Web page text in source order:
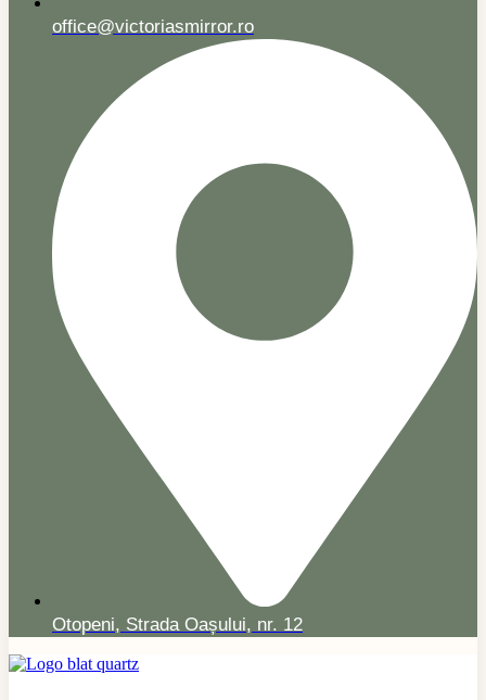
office@victoriasmirror.ro
Otopeni, Strada Oașului, nr. 12